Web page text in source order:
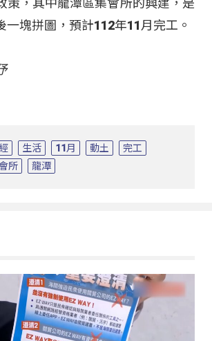
策，其中龍潭區集會所的興建，是
一塊拼圖，預計112年11月完工。
生活 11月 動土
完工
所
龍潭